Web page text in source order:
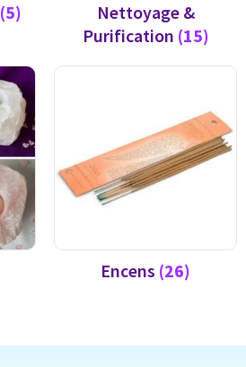
(5)
Nettoyage &
Purification (15)
Encens (26)